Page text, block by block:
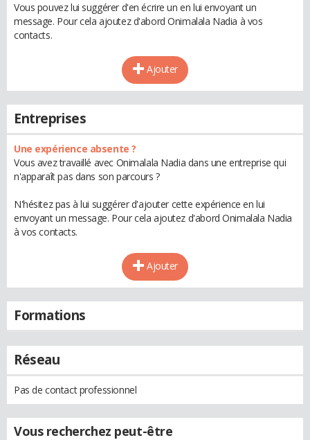
Vous pouvez lui suggérer d'en écrire un en lui envoyant un
message. Pour cela ajoutez d'abord Onimalala Nadia à vos
contacts.
Ajouter
Entreprises
Une expérience absente ?
Vous avez travaillé avec Onimalala Nadia dans une entreprise qui
n'apparaît pas dans son parcours ?
N'hésitez pas à lui suggérer d'ajouter cette expérience en lui
envoyant un message. Pour cela ajoutez d'abord Onimalala Nadia
à vos contacts.
Ajouter
Formations
Réseau
Pas de contact professionnel
Vous recherchez peut-être